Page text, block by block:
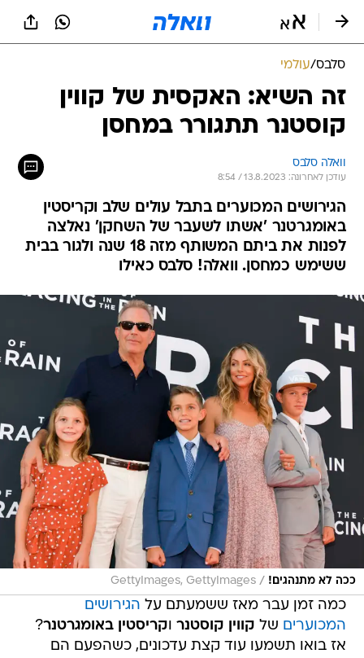
סלבס/עולמי
זה השיא: האקסית של קווין
קוסטנר תתגורר במחסן
וואלה סלבס
עודכן לאחרונה: 13.8.2023 / 8:54
הגירושים המכוערים בתבל עולים שלב וקריסטין
באומגרטנר 'אשתו לשעבר של השחקן' נאלצה
לפנות את ביתם המשותף מזה 18 שנה ולגור בבית
ששימש כמחסן. וואלה! סלבס כאילו
ככה לא מתנהגים! /
GettyImages, GettyImages
כמה זמן עבר מאז ששמעתם על הגירושים
המכוערים של קווין קוסטנר וקריסטין באומגרטנר?
אז בואו תשמעו עוד קצת עדכונים, כשהפעם הם